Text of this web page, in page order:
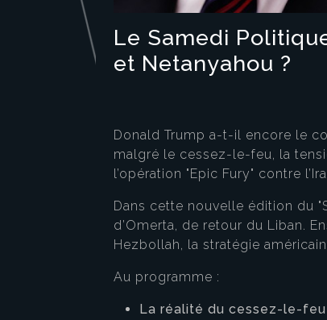
Le Samedi
et Netanyahou ?
Donald Trump a-t-il encore le
malgré le cessez-le-feu, la
l’opération "Epic Fury" contre
Dans cette nouvelle édition du
d’Omerta, de retour du Liban.
Hezbollah, la stratégie
Au programme :
La réalité du cessez-le-feu